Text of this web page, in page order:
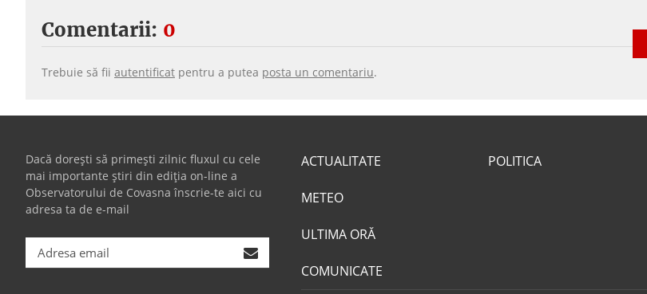
Comentarii: 0
Trebuie să fii autentificat pentru a putea posta un comentariu.
Dacă dorești să primești zilnic fluxul cu cele
mai importante știri din ediția on-line a
Observatorului de Covasna înscrie-te aici cu
adresa ta de e-mail
ACTUALITATE
METEO
ULTIMA ORĂ
COMUNICATE
POLITICA